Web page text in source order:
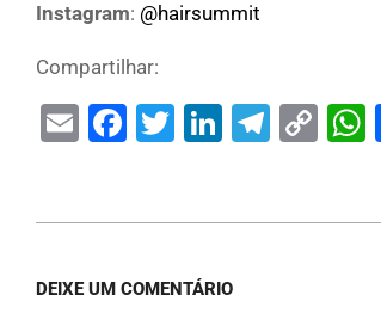
Instagram: @hairsummit
Compartilhar:
EmailFacebook
Twitter
LinkedIn
DEIXE UM COMENTÁRIO